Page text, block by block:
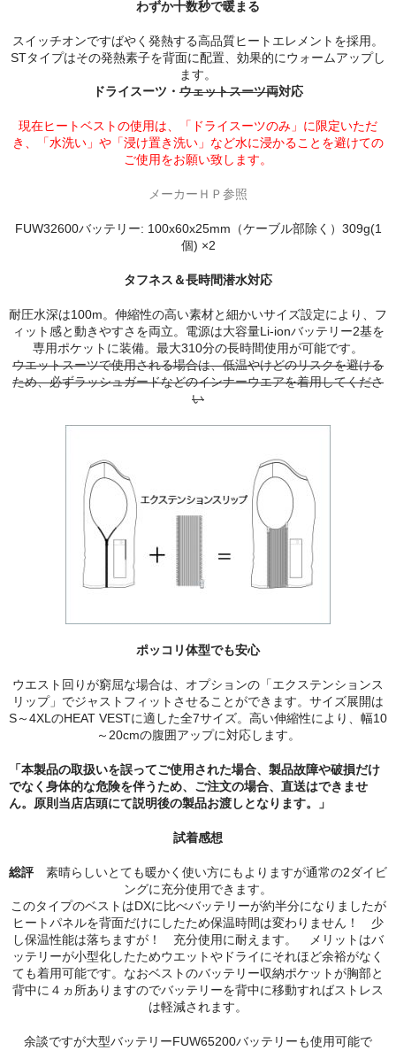
わずか十数秒で暖まる
スイッチオンですばやく発熱する高品質ヒートエレメントを採用。
STタイプはその発熱素子を背面に配置、効果的にウォームアップし
ます。
ドライスーツ・ ウェットスーツ両対応
現在ヒートベストの使用は、「ドライスーツのみ」に限定いただ
き、「水洗い」や「浸け置き洗い」など水に浸かることを避けての
ご使用をお願い致します。
メーカーＨＰ参照
FUW32600バッテリー: 100x60x25mm（ケーブル部除く）309g(1
個) ×2
タフネス＆長時間潜水対応
耐圧水深は100m。伸縮性の高い素材と細かいサイズ設定により、フ
ィット感と動きやすさを両立。電源は大容量Li-ionバッテリー2基を
専用ポケットに装備。最大310分の長時間使用が可能です。
ウエットスーツで使用される場合は、低温やけどのリスクを避ける
ため、必ずラッシュガードなどのインナーウエアを着用してくださ
い
ポッコリ体型でも安心
ウエスト回りが窮屈な場合は、オプションの「エクステンションス
リップ」でジャストフィットさせることができます。サイズ展開は
S～4XLのHEAT VESTに適した全7サイズ。高い伸縮性により、幅10
～20cmの腹囲アップに対応します。
「本製品の取扱いを誤ってご使用された場合、製品故障や破損だけ
でなく身体的な危険を伴うため、ご注文の場合、直送はできませ
ん。原則当店店頭にて説明後の製品お渡しとなります。」
試着感想
総評素晴らしいとても暖かく使い方にもよりますが通常の2ダイビ
ングに充分使用できます。
このタイプのベストはDXに比べバッテリーが約半分になりましたが
ヒートパネルを背面だけにしたため保温時間は変わりません！ 少
し保温性能は落ちますが！ 充分使用に耐えます。 メリットはバ
ッテリーが小型化したためウエットやドライにそれほど余裕がなく
ても着用可能です。なおベストのバッテリー収納ポケットが胸部と
背中に４ヵ所ありますのでバッテリーを背中に移動すればストレス
は軽減されます。
余談ですが大型バッテリーFUW65200バッテリーも使用可能で